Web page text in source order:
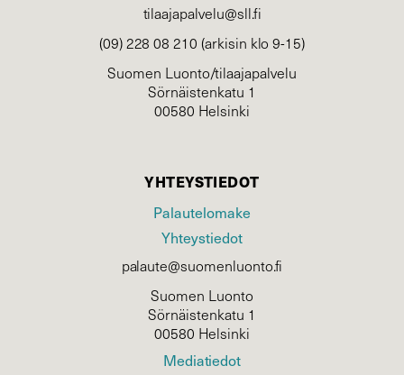
tilaajapalvelu@sll.fi
(09) 228 08 210 (arkisin klo 9-15)
Suomen Luonto/tilaajapalvelu
Sörnäistenkatu 1
00580 Helsinki
YHTEYSTIEDOT
Palautelomake
Yhteystiedot
palaute@suomenluonto.fi
Suomen Luonto
Sörnäistenkatu 1
00580 Helsinki
Mediatiedot